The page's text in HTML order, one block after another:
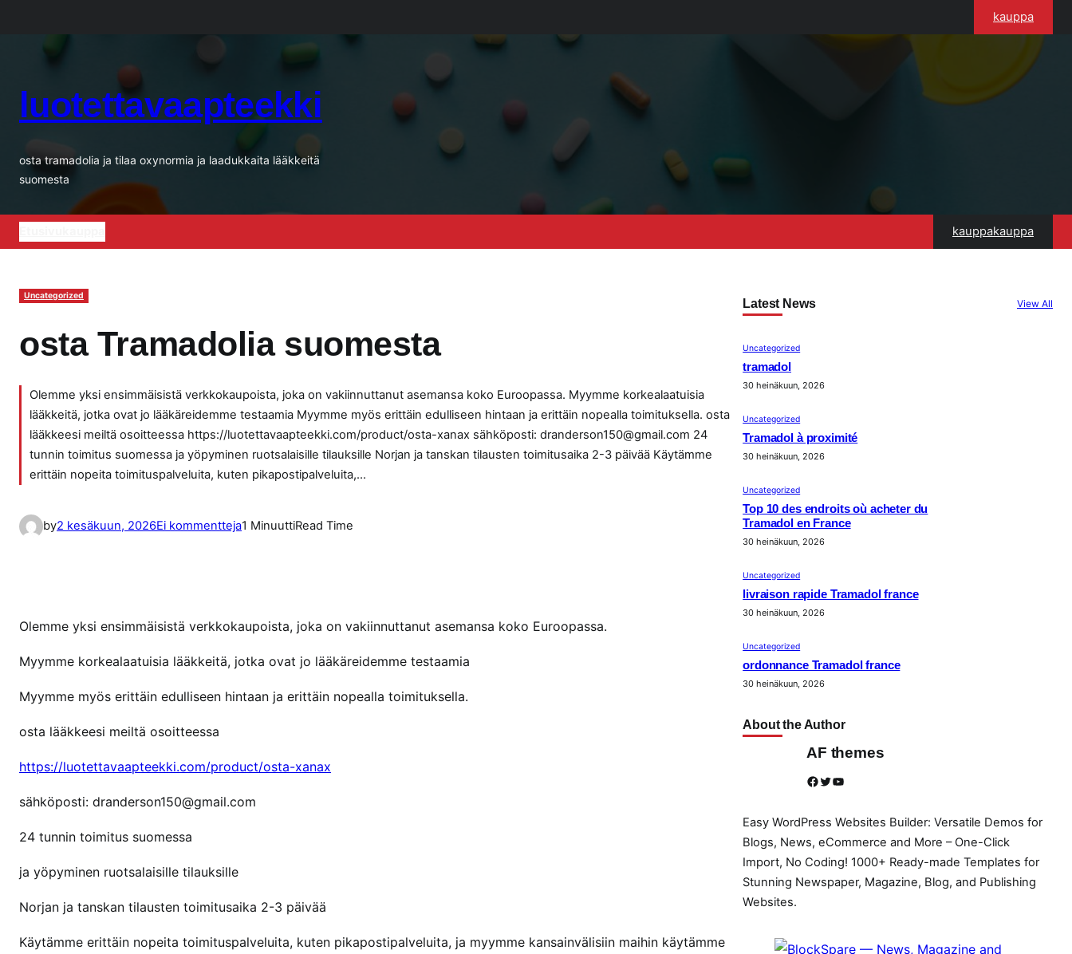
kauppa
luotettavaapteekki
osta tramadolia ja tilaa oxynormia ja laadukkaita lääkkeitä
suomesta
kauppakauppa
Uncategorized
osta Tramadolia suomesta
Olemme yksi ensimmäisistä verkkokaupoista, joka on vakiinnuttanut asemansa koko Euroopassa. Myymme korkealaatuisia
lääkkeitä, jotka ovat jo lääkäreidemme testaamia Myymme myös erittäin edulliseen hintaan ja erittäin nopealla toimituksella. osta
lääkkeesi meiltä osoitteessa https://luotettavaapteekki.com/product/osta-xanax sähköposti: dranderson150@gmail.com 24
tunnin toimitus suomessa ja yöpyminen ruotsalaisille tilauksille Norjan ja tanskan tilausten toimitusaika 2-3 päivää Käytämme
erittäin nopeita toimituspalveluita, kuten pikapostipalveluita,…
by2 kesäkuun, 2026Ei kommenttejaa
k
l
i
s
a
a
o
1 MinuuttiRead Time
Olemme yksi ensimmäisistä verkkokaupoista, joka on vakiinnuttanut asemansa koko Euroopassa.
Myymme korkealaatuisia lääkkeitä, jotka ovat jo lääkäreidemme testaamia
Myymme myös erittäin edulliseen hintaan ja erittäin nopealla toimituksella.
osta lääkkeesi meiltä osoitteessa
https://luotettavaapteekki.com/product/osta-xanax
sähköposti: dranderson150@gmail.com
24 tunnin toimitus suomessa
ja yöpyminen ruotsalaisille tilauksille
Norjan ja tanskan tilausten toimitusaika 2-3 päivää
Käytämme erittäin nopeita toimituspalveluita, kuten pikapostipalveluita, ja myymme kansainvälisiin maihin käytämme
Latest News View All
Uncategorized
tramadol
30 heinäkuun, 2026
Uncategorized
Tramadol à proximité
30 heinäkuun, 2026
Uncategorized
Top 10 des endroits où acheter du
Tramadol en France
30 heinäkuun, 2026
Uncategorized
livraison rapide Tramadol france
30 heinäkuun, 2026
Uncategorized
ordonnance Tramadol france
30 heinäkuun, 2026
About the Author
AF themes
Facebook Twitter YouTube
Easy WordPress Websites Builder: Versatile Demos for
Blogs, News, eCommerce and More – One-Click
Import, No Coding! 1000+ Ready-made Templates for
Stunning Newspaper, Magazine, Blog, and Publishing
Websites.